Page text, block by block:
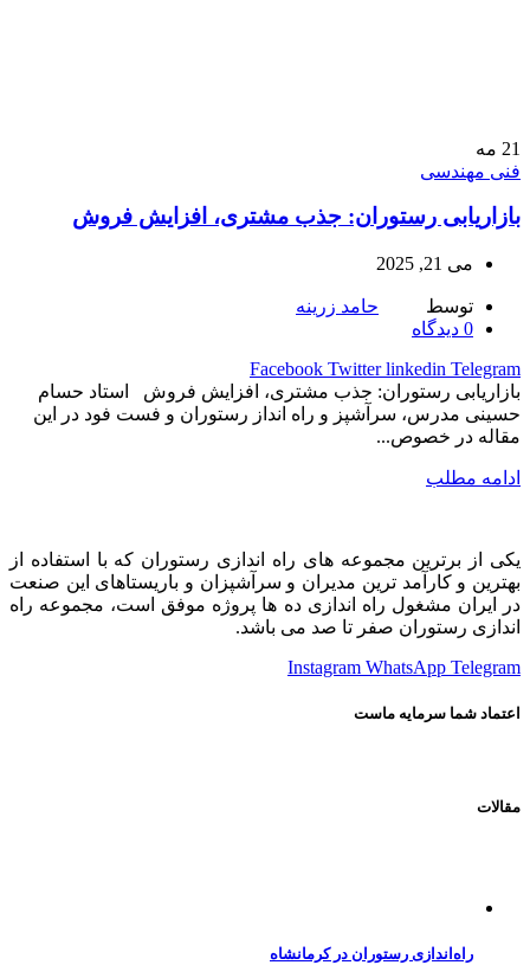
21 مه
فنی مهندسی
بازاریابی رستوران: جذب مشتری، افزایش فروش
می 21, 2025
توسط
حامد زرینه
0 دیدگاه
Facebook Twitter linkedin Telegram
بازاریابی رستوران: جذب مشتری، افزایش فروش استاد حسام
حسینی مدرس، سرآشپز و راه انداز رستوران و فست فود در این
مقاله در خصوص...
ادامه مطلب
یکی از برترین مجموعه های راه اندازی رستوران که با استفاده از
بهترین و کارآمد ترین مدیران و سرآشپزان و باریستاهای این صنعت
در ایران مشغول راه اندازی ده ها پروژه موفق است، مجموعه راه
اندازی رستوران صفر تا صد می باشد.
Instagram WhatsApp Telegram
اعتماد شما سرمایه ماست
مقالات
راه‌اندازی رستوران در کرمانشاه